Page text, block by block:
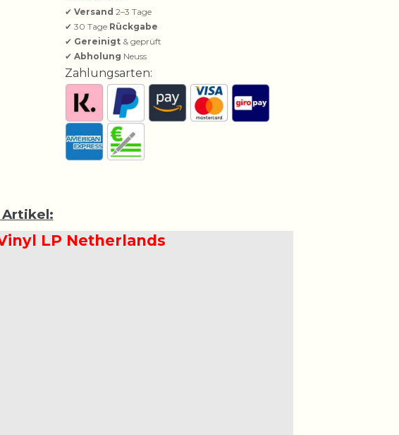
✔ Versand 2–3 Tage
✔ 30 Tage Rückgabe
✔ Gereinigt & geprüft
✔ Abholung Neuss
Zahlungsarten:
LP Netherlands